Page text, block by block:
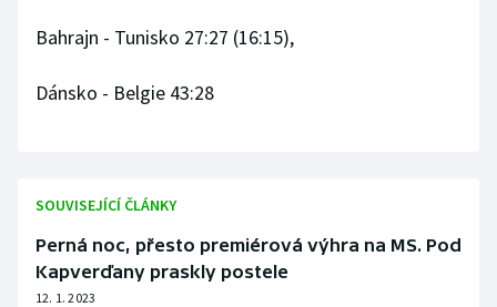
Bahrajn - Tunisko 27:27 (16:15),
Dánsko - Belgie 43:28
SOUVISEJÍCÍ ČLÁNKY
Perná noc, přesto premiérová výhra na MS. Pod
Kapverďany praskly postele
12. 1. 2023